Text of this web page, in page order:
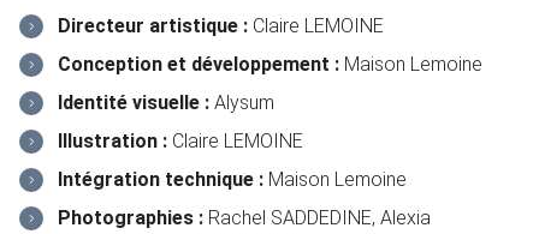
Directeur artistique : Claire LEMOINE
Conception et développement : Maison Lemoine
Identité visuelle : Alysum
Illustration : Claire LEMOINE
Intégration technique : Maison Lemoine
Photographies : Rachel SADDEDINE, Alexia